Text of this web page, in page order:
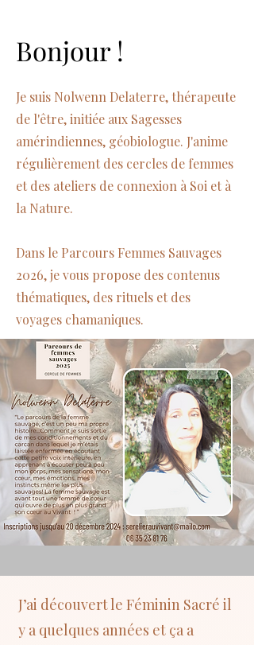
Bonjour !
Je suis Nolwenn Delaterre, thérapeute
de l'être, initiée aux Sagesses
amérindiennes, géobiologue. J'anime
régulièrement des cercles de femmes
et des ateliers de connexion à Soi et à
la Nature.
Dans le Parcours Femmes Sauvages
2026, je vous propose des contenus
thématiques, des rituels et des
voyages chamaniques.
J’ai découvert le Féminin Sacré il
y a quelques années et ça a